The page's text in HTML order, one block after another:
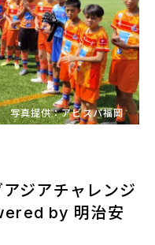
写真提供：アビスパ福岡
ジアチャレンジ
by 明治安